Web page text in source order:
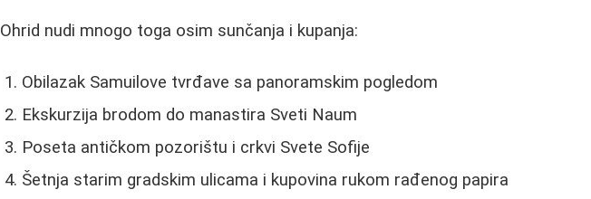
Ohrid nudi mnogo toga osim sunčanja i kupanja:
Obilazak Samuilove tvrđave sa panoramskim pogledom
Ekskurzija brodom do manastira Sveti Naum
Poseta antičkom pozorištu i crkvi Svete Sofije
Šetnja starim gradskim ulicama i kupovina rukom rađenog papira